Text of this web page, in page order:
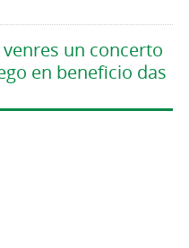
un concerto
en beneficio das